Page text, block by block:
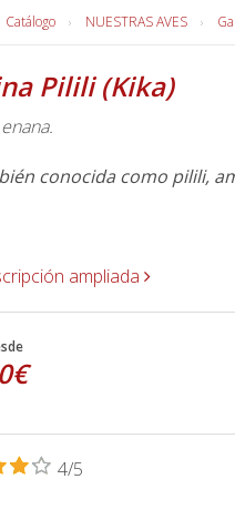
Catálogo NUESTRAS AVES
Pilili (Kika)
conocida como pilili,
ampliada
4/5